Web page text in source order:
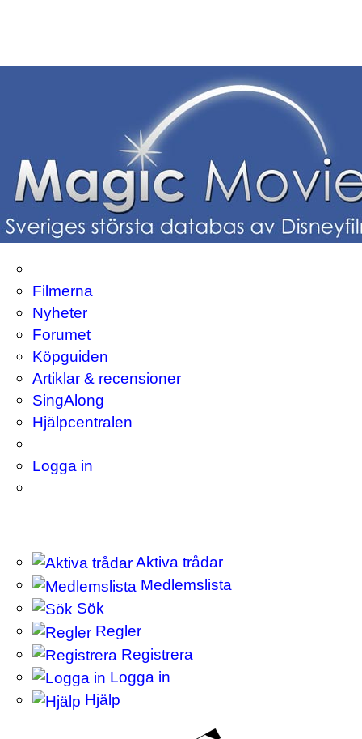
Filmerna
Nyheter
Forumet
Köpguiden
Artiklar & recensioner
SingAlong
Hjälpcentralen
Logga in
Aktiva trådar
Medlemslista
Sök
Regler
Registrera
Logga in
Hjälp